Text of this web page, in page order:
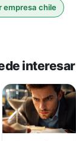
empresa chile
interesar